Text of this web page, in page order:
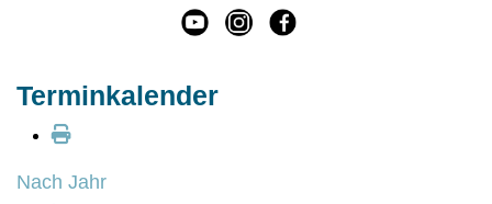
Terminkalender
Nach Jahr